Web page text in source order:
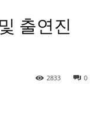
출연진
0
2833